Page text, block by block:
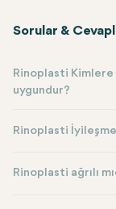
Sorular &
Rinoplasti Kimlere
uygundur?
Rinoplasti
Rinoplasti ağrılı